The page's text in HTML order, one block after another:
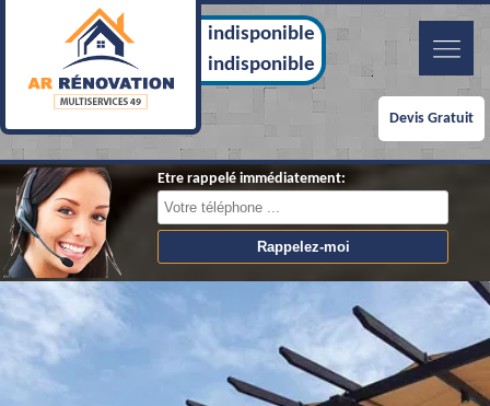
indisponible
indisponible
Devis Gratuit
Etre rappelé immédiatement: